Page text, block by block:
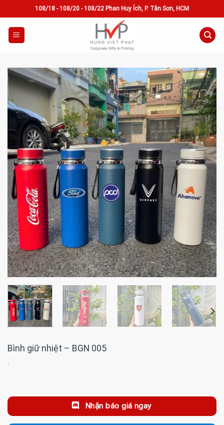
to
content
108/18 - 108/20 - 108/22 Phan Huy Ích, P. Tân Sơn, HCM
Bình giữ nhiệt – BGN 005
·
Nhận báo giá ngay